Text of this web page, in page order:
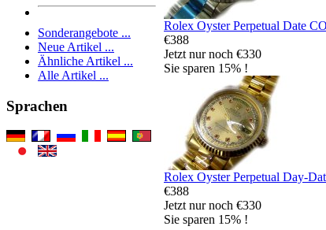
Sonderangebote ...
Neue Artikel ...
Ähnliche Artikel ...
Alle Artikel ...
Sprachen
Rolex Oyster Perpetual Date
€388
Jetzt nur noch €330
Sie sparen 15% !
Rolex Oyster Perpetual Day-
€388
Jetzt nur noch €330
Sie sparen 15% !